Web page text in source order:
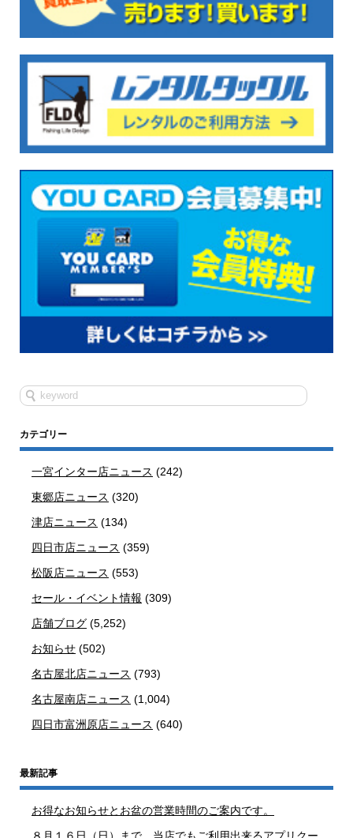
カテゴリー
一宮インター店ニュース (242)
東郷店ニュース (320)
津店ニュース (134)
四日市店ニュース (359)
松阪店ニュース (553)
セール・イベント情報 (309)
店舗ブログ (5,252)
お知らせ (502)
名古屋北店ニュース (793)
名古屋南店ニュース (1,004)
四日市富洲原店ニュース (640)
最新記事
お得なお知らせとお盆の営業時間のご案内です。
８月１６日（日）まで、当店でもご利用出来るアプリクー